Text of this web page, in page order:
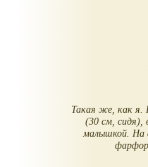
Такая же, как я.
(30 см, сидя),
малышкой. На